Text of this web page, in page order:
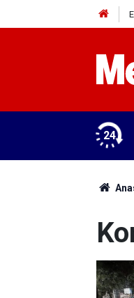
24
tamam! Başkandan ilk